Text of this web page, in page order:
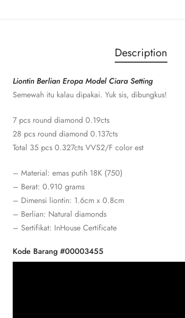
Description
Liontin Berlian Eropa Model Ciara Setting
Semewah itu kalau dipakai. Yuk sis, dibungkus!
7 pcs round diamond 0.19cts
28 pcs round diamond 0.137cts
Total 35 pcs 0.327cts VVS2/F color est
– Material: emas putih 18K (750)
– Berat: 0.910 grams
– Dimensi liontin: 1.6cm x 0.8cm
– Berlian: Natural diamonds
– Sertifikat: InHouse Certificate
Kode Barang #00003455